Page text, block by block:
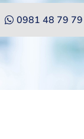
0981 48 79 79